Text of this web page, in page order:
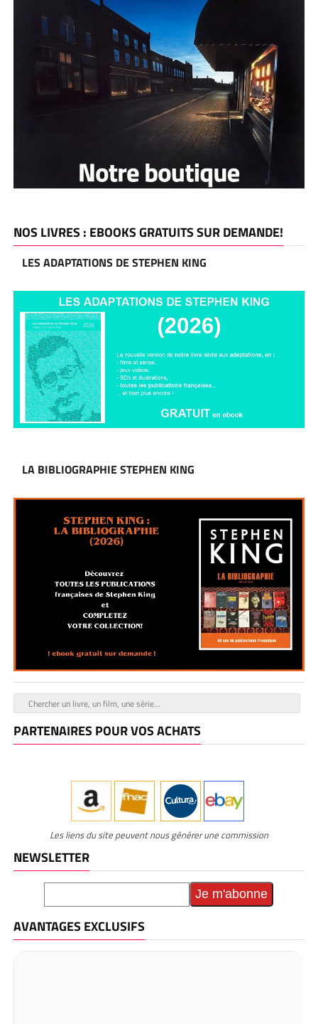
NOS LIVRES : EBOOKS GRATUITS SUR DEMANDE!
LES ADAPTATIONS DE STEPHEN KING
LA BIBLIOGRAPHIE STEPHEN KING
PARTENAIRES POUR VOS ACHATS
Les liens du site peuvent nous générer une commission
NEWSLETTER
AVANTAGES EXCLUSIFS